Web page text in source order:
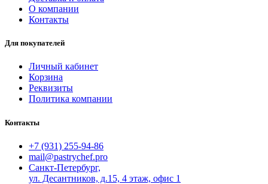
О компании
Контакты
Для покупателей
Личный кабинет
Корзина
Реквизиты
Политика компании
Контакты
+7 (931) 255-94-86
mail@pastrychef.pro
Санкт-Петербург,
ул. Десантников, д.15, 4 этаж, офис 1